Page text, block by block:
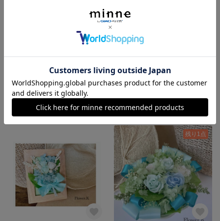
青バラのブローチ 🌹
1,500円
赤バラ🌹ハロウィンフレーム
1,800円
残り1点